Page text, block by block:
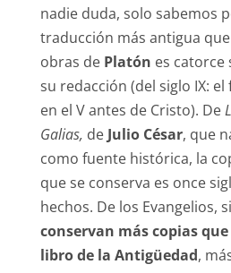
nadie duda, solo sabemos
traducción más antigua
obras de Platón es catorce
su redacción (del siglo IX:
en el V antes de Cristo). De
Galias, de Julio César, que
como fuente histórica, la
que se conserva es once
hechos. De los Evangelios,
conservan más copias
libro de la Antigüedad,